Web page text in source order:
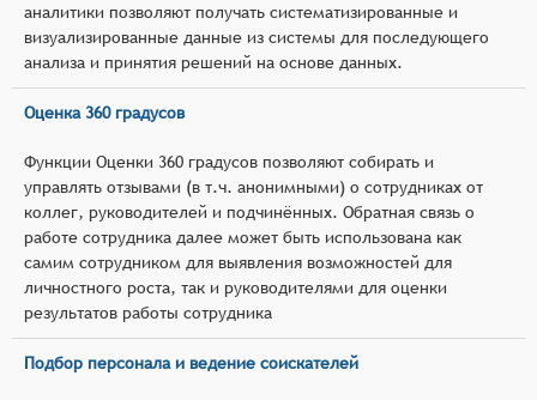
аналитики позволяют получать систематизированные и
визуализированные данные из системы для последующего
анализа и принятия решений на основе данных.
Оценка 360 градусов
Функции Оценки 360 градусов позволяют собирать и
управлять отзывами (в т.ч. анонимными) о сотрудниках от
коллег, руководителей и подчинённых. Обратная связь о
работе сотрудника далее может быть использована как
самим сотрудником для выявления возможностей для
личностного роста, так и руководителями для оценки
результатов работы сотрудника
Подбор персонала и ведение соискателей